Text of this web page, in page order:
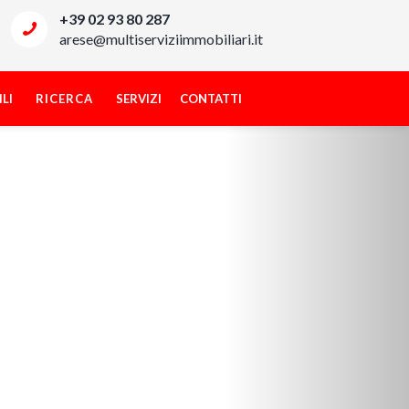
+39 02 93 80 287
arese@multiserviziimmobiliari.it
RICERCA SERVIZI CONTATTI